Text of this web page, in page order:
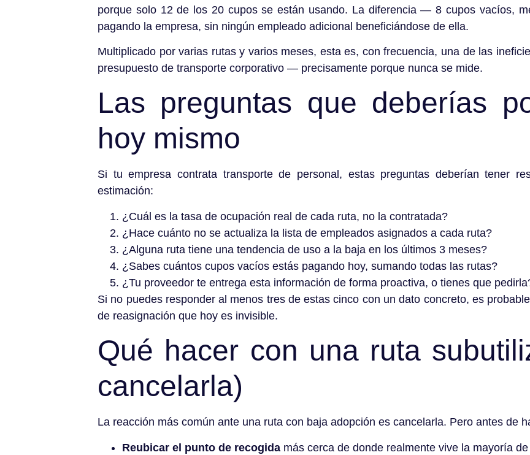
porque solo 12 de los 20 cupos se están usando. La diferencia — 8 cupos vacíos,
pagando la empresa, sin ningún empleado adicional beneficiándose de ella.
Multiplicado por varias rutas y varios meses, esta es, con frecuencia, una de las
presupuesto de transporte corporativo — precisamente porque nunca se mide.
Las preguntas que deberías
hoy mismo
Si tu empresa contrata transporte de personal, estas preguntas deberían tener
estimación:
¿Cuál es la tasa de ocupación real de cada ruta, no la contratada?
¿Hace cuánto no se actualiza la lista de empleados asignados a cada ruta?
¿Alguna ruta tiene una tendencia de uso a la baja en los últimos 3 meses?
¿Sabes cuántos cupos vacíos estás pagando hoy, sumando todas las rutas?
¿Tu proveedor te entrega esta información de forma proactiva, o tienes que
Si no puedes responder al menos tres de estas cinco con un dato concreto, es
de reasignación que hoy es invisible.
Qué hacer con una ruta
cancelarla)
La reacción más común ante una ruta con baja adopción es cancelarla. Pero antes de
Reubicar el punto de recogida más cerca de donde realmente vive la mayoría